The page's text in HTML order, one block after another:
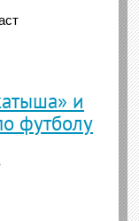
и
футболу